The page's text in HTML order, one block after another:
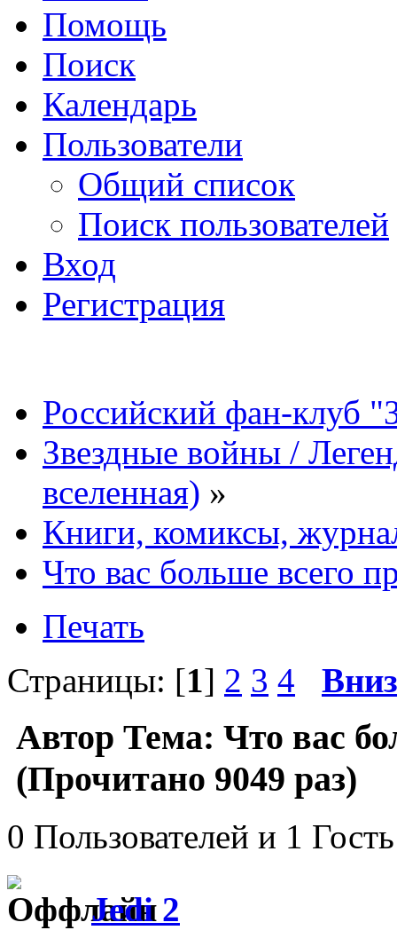
Помощь
Поиск
Календарь
Пользователи
Общий список
Поиск пользователей
Вход
Регистрация
Российский фан-клуб
Звездные войны /
вселенная) »
Книги, комиксы,
Что вас больше всего
Печать
Страницы: [1] 2 3 4 Вниз
Автор Тема: Что вас
(Прочитано 9049 раз)
0 Пользователей и 1
Jedi 2